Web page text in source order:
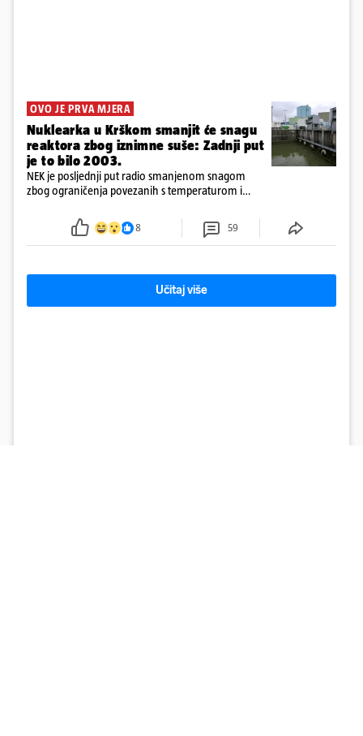
OVO JE PRVA MJERA
Nuklearka u Krškom smanjit će snagu
reaktora zbog iznimne suše: Zadnji put
je to bilo 2003.
NEK je posljednji put radio smanjenom snagom
zbog ograničenja povezanih s temperaturom i
smanjenje snage bilo potrebno više od 90 dana.
8 59
Učitaj više